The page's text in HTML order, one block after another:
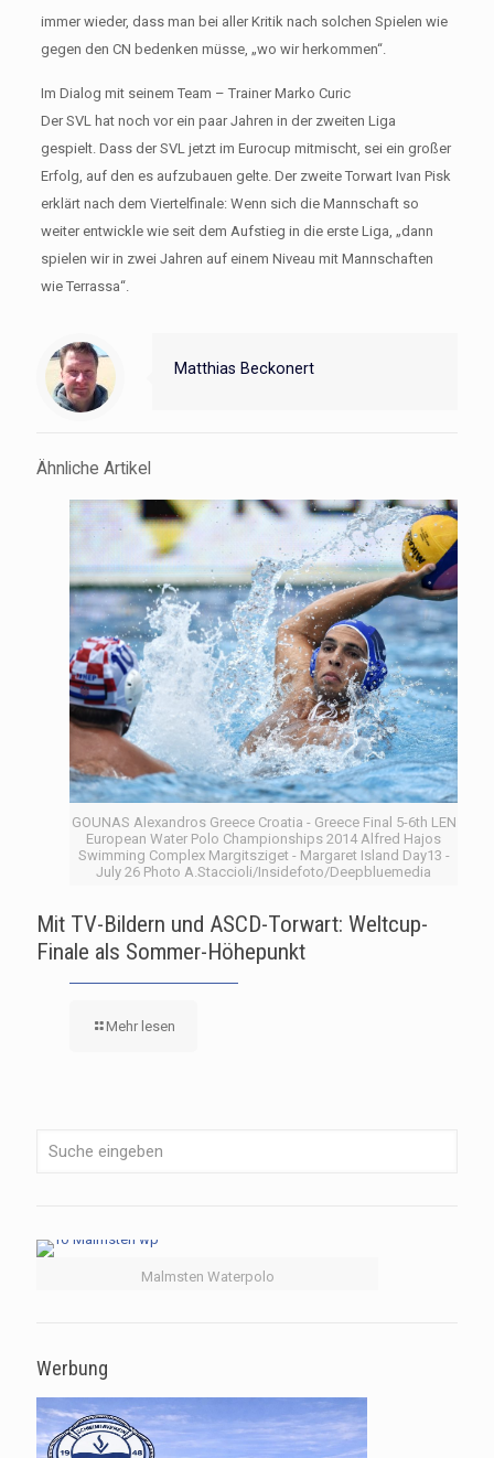
immer wieder, dass man bei aller Kritik nach solchen Spielen wie
gegen den CN bedenken müsse, „wo wir herkommen“.
Im Dialog mit seinem Team – Trainer Marko Curic
Der SVL hat noch vor ein paar Jahren in der zweiten Liga
gespielt. Dass der SVL jetzt im Eurocup mitmischt, sei ein großer
Erfolg, auf den es aufzubauen gelte. Der zweite Torwart Ivan Pisk
erklärt nach dem Viertelfinale: Wenn sich die Mannschaft so
weiter entwickle wie seit dem Aufstieg in die erste Liga, „dann
spielen wir in zwei Jahren auf einem Niveau mit Mannschaften
wie Terrassa“.
Matthias Beckonert
Ähnliche Artikel
GOUNAS Alexandros Greece Croatia - Greece Final 5-6th LEN
European Water Polo Championships 2014 Alfred Hajos
Swimming Complex Margitsziget - Margaret Island Day13 -
July 26 Photo A.Staccioli/Insidefoto/Deepbluemedia
Mit TV-Bildern und ASCD-Torwart: Weltcup-
Finale als Sommer-Höhepunkt
Mehr lesen
Malmsten Waterpolo
Werbung